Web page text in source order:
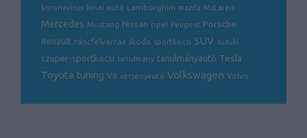
koronavírus kínai autó Lamborghini mazda McLaren
Mercedes Mustang Nissan opel Peugeot Porsche
Renault ráncfelvarrás skoda sportkocsi SUV suzuki
szuper-sportkocsi tanulmány tanulmányautó Tesla
Toyota tuning V8 versenyautó Volkswagen Volvo